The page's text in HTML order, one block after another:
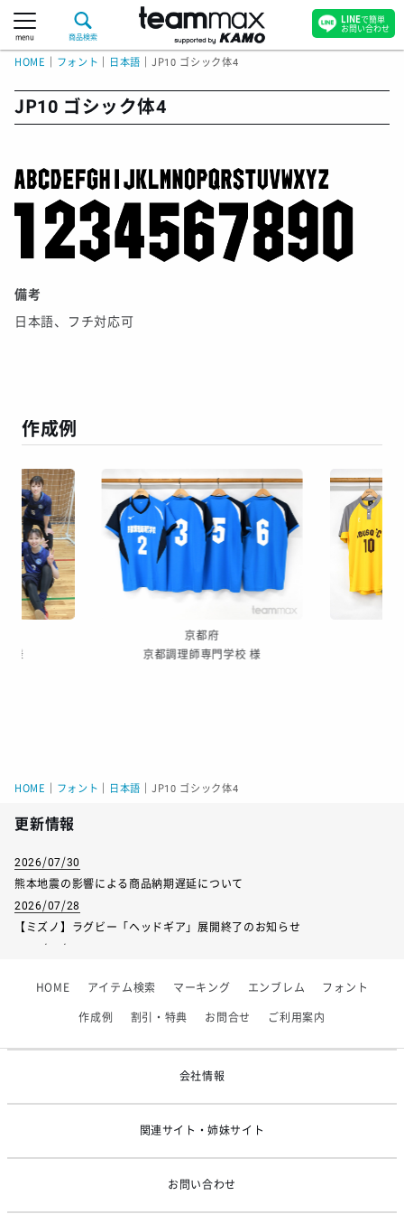
menu 商品検索
HOME フォント 日本語 JP10 ゴシック体4
JP10 ゴシック体4
備考
日本語、フチ対応可
作成例
様
京都府
京都調理師専門学校 様
HOME フォント 日本語 JP10 ゴシック体4
更新情報
2026/07/30
熊本地震の影響による商品納期遅延について
2026/07/28
【ミズノ】ラグビー「ヘッドギア」展開終了のお知らせ
2026/06/09
【アシックス】一部商品「生地の在庫限り」廃盤のお知らせ
HOME アイテム検索 マーキング エンブレム フォント
作成例 割引・特典 お問合せ ご利用案内
会社情報
関連サイト・姉妹サイト
お問い合わせ
LINEで簡単
お問い合わせ